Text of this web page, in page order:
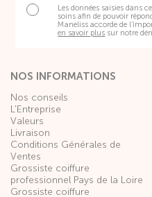
NOS INFORMATIONS
Nos conseils
L'Entreprise
Valeurs
Livraison
Conditions Générales de
Ventes
Grossiste coiffure
professionnel Pays de la Loire
Grossiste coiffure
Les données saisies dans
soins afin de pouvoir
Maneliss accorde de
en savoir plus sur notre